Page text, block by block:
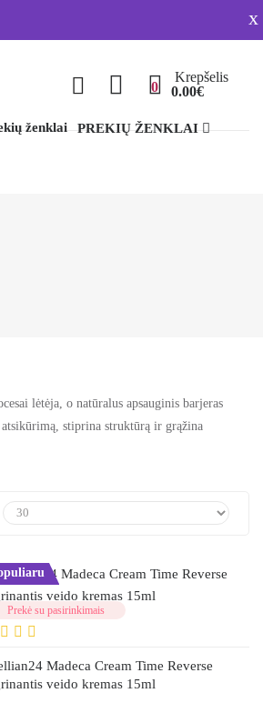
x
0 0.00€
Krepšelis
PREKIŲ ŽENKLAI
lėtėja, o natūralus apsauginis barjeras
stiprina struktūrą ir grąžina
Prekė su pasirinkimais
Madeca Cream Time Reverse
veido kremas 15ml